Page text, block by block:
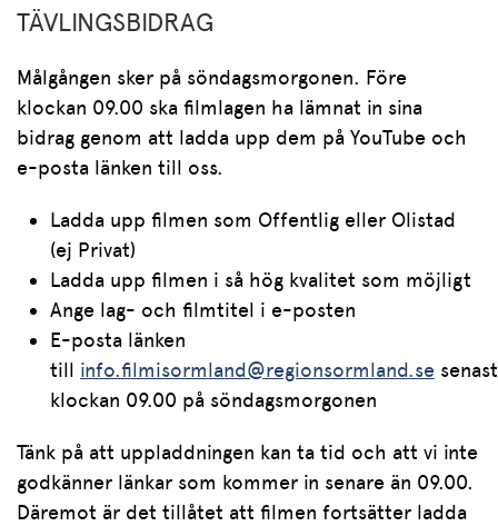
TÄVLINGSBIDRAG
Målgången sker på söndagsmorgonen. Före
klockan 09.00 ska filmlagen ha lämnat in sina
bidrag genom att ladda upp dem på YouTube och
e-posta länken till oss.
Ladda upp filmen som Offentlig eller Olistad
(ej Privat)
Ladda upp filmen i så hög kvalitet som möjligt
Ange lag- och filmtitel i e-posten
E-posta länken
till info.filmisormland@regionsormland.se senast
klockan 09.00 på söndagsmorgonen
Tänk på att uppladdningen kan ta tid och att vi inte
godkänner länkar som kommer in senare än 09.00.
Däremot är det tillåtet att filmen fortsätter ladda